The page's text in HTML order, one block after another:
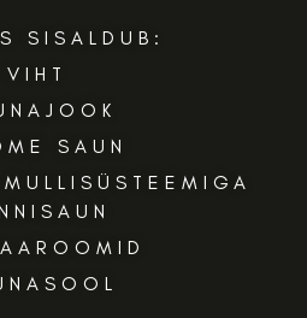
SISALDUB:
VIHT
SAUN